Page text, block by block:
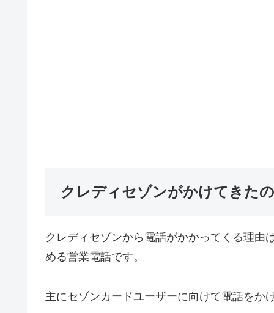
クレディセゾンがかけてきた
クレディセゾンから電話がかかってくる理由
める営業電話です。
主にセゾンカードユーザーに向けて電話をか